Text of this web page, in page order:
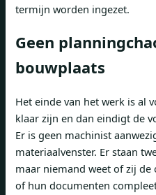
termijn worden ingezet.
Geen
bouwplaats
Het einde van het werk is al
klaar zijn en dan eindigt de
Er is geen machinist
materiaalvenster. Er staan
maar niemand weet of zij
of hun documenten